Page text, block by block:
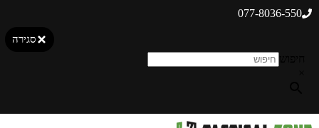
077-8036-550
סגירה